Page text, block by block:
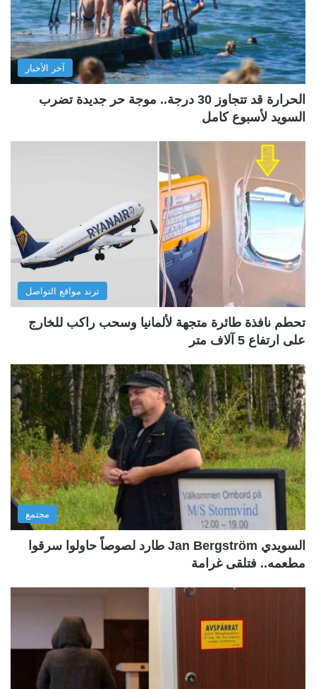
آخر الأخبار
الحرارة قد تتجاوز 30 درجة.. موجة حر جديدة تضرب
السويد لأسبوع كامل
ترند مواقع التواصل
تحطم نافذة طائرة متجهة لألمانيا وسحب راكب للخارج
على ارتفاع 5 آلاف متر
مجتمع
السويدي Jan Bergström طارد لصوصاً حاولوا سرقوا
مطعمه.. فتلقى غرامة